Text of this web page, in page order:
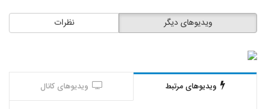
نظرات ویدیوهای دیگر
ویدیوهای مرتبط ویدیوهای کانال